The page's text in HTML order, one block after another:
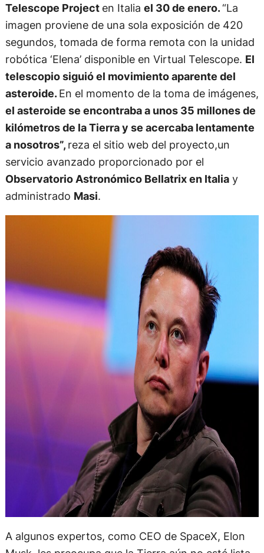
Telescope Project en Italia el 30 de enero.“La
imagen proviene de una sola exposición de 420
segundos, tomada de forma remota con la unidad
robótica ‘Elena’ disponible en Virtual Telescope. El
telescopio siguió el movimiento aparente del
asteroide.En el momento de la toma de imágenes,
el asteroide se encontraba a unos 35 millones de
kilómetros de la Tierra y se acercaba lentamente
a nosotros”, reza el sitio web del proyecto,un
servicio avanzado proporcionado por el
Observatorio Astronómico Bellatrix en Italiay
administrado Masi.
A algunos expertos, como CEO de SpaceX, Elon